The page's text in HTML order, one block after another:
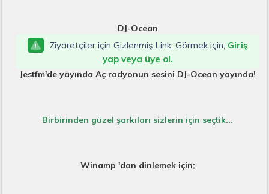
DJ-Ocean
Ziyaretçiler için Gizlenmiş Link, Görmek için, Giriş
yap veya üye ol.
Jestfm'de yayında Aç radyonun sesini DJ-Ocean yayında!
Birbirinden güzel şarkıları sizlerin için seçtik...
Winamp 'dan dinlemek için;